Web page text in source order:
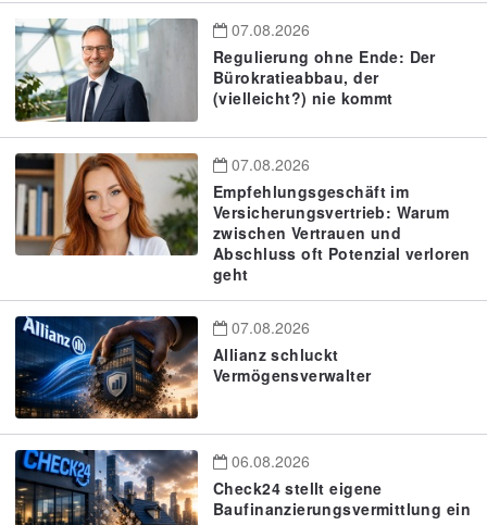
07.08.2026
Regulierung ohne Ende: Der
Bürokratieabbau, der
(vielleicht?) nie kommt
07.08.2026
Empfehlungsgeschäft im
Versicherungsvertrieb: Warum
zwischen Vertrauen und
Abschluss oft Potenzial verloren
geht
07.08.2026
Allianz schluckt
Vermögensverwalter
06.08.2026
Check24 stellt eigene
Baufinanzierungsvermittlung ein